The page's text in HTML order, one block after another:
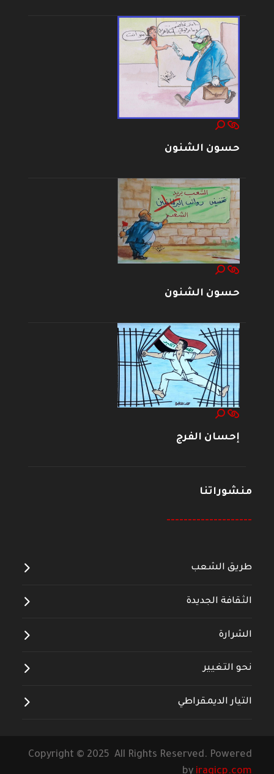
حسون الشنون
حسون الشنون
إحسان الفرج
منشوراتنا
--------------------
طريق الشعب
الثقافة الجديدة
الشرارة
نحو التغيير
التيار الديمقراطي
Copyright © 2025 All Rights Reserved. Powered
by iraqicp.com